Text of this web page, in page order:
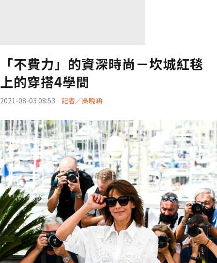
「不費力」的資深時尚－坎城紅毯
上的穿搭4學問
2021-08-03 08:53 記者／吳曉涵